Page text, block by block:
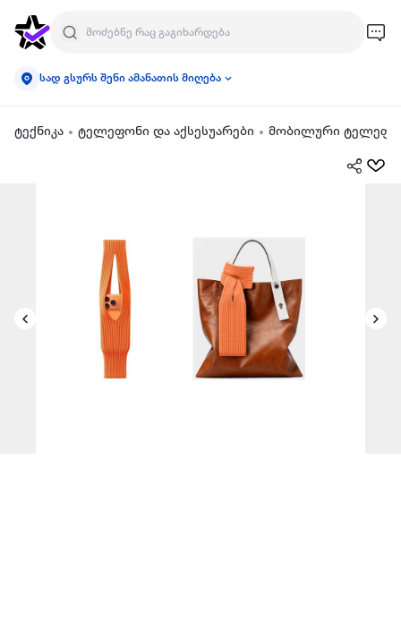
სად გსურს შენი ამანათის მიღება
ტექნიკა ტელეფონი და აქსესუარები მობილური